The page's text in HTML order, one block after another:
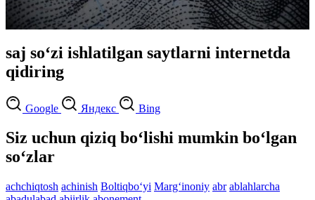
saj so‘zi ishlatilgan saytlarni internetda
qidiring
Google Яндекс Bing
Siz uchun qiziq bo‘lishi mumkin bo‘lgan
so‘zlar
achchiqtosh achinish Boltiqbo‘yi Marg‘inoniy abr ablahlarcha